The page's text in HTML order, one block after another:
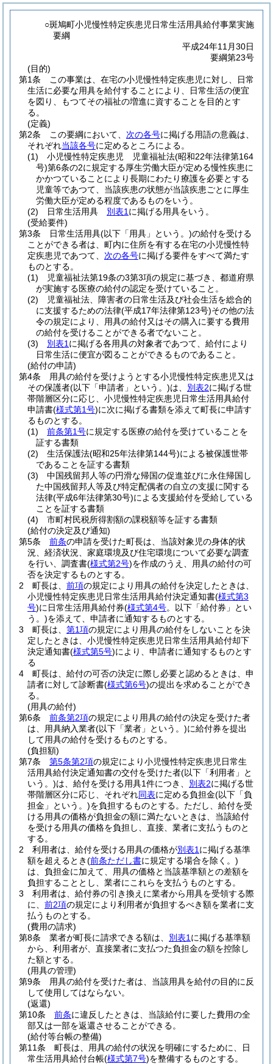
○斑鳩町小児慢性特定疾患児日常生活用具給付事業実施
要綱
平成24年11月30日
要綱第23号
(目的)
第1条
この事業は、在宅の小児慢性特定疾患児に対し、日常
生活に必要な用具を給付することにより、日常生活の便宜
を図り、もつてその福祉の増進に資することを目的とす
る。
(定義)
第2条
この要綱において、 次の各号に掲げる用語の意義は、
それぞれ当該各号に定めるところによる。
(1)
小児慢性特定疾患児 児童福祉法(昭和22年法律第164
号)第6条の2に規定する厚生労働大臣が定める慢性疾患に
かかつていることにより長期にわたり療護を必要とする
児童等であつて、当該疾患の状態が当該疾患ごとに厚生
労働大臣が定める程度であるものをいう。
(2)
日常生活用具 別表1 に掲げる用具をいう。
(受給要件)
第3条
日常生活用具(以下「用具」という。)の給付を受ける
ことができる者は、町内に住所を有する在宅の小児慢性特
定疾患児であつて、 次の各号に掲げる要件をすべて満たす
ものとする。
(1)
児童福祉法第19条の3第3項の規定に基づき、都道府県
が実施する医療の給付の認定を受けていること。
(2)
児童福祉法、障害者の日常生活及び社会生活を総合的
に支援するための法律(平成17年法律第123号)その他の法
令の規定により、用具の給付又はその購入に要する費用
の給付を受けることができる者でないこと。
(3)
別表1 に掲げる各用具の対象者であつて、給付により
日常生活に便宜が図ることができるものであること。
(給付の申請)
第4条
用具の給付を受けようとする小児慢性特定疾患児又は
その保護者(以下「申請者」という。)は、 別表2に掲げる世
帯階層区分に応じ、小児慢性特定疾患児日常生活用具給付
申請書(様式第1号)に次に掲げる書類を添えて町長に申請す
るものとする。
(1)
前条第1号に規定する医療の給付を受けていることを
証する書類
(2)
生活保護法(昭和25年法律第144号)による被保護世帯
であることを証する書類
(3)
中国残留邦人等の円滑な帰国の促進並びに永住帰国し
た中国残留邦人等及び特定配偶者の自立の支援に関する
法律(平成6年法律第30号)による支援給付を受給している
ことを証する書類
(4)
市町村民税所得割額の課税額等を証する書類
(給付の決定及び通知)
第5条
前条の申請を受けた町長は、当該対象児の身体的状
況、経済状況、家庭環境及び住宅環境について必要な調査
を行い、調査書(様式第2号)を作成のうえ、用具の給付の可
否を決定するものとする。
2
町長は、 前項の規定により用具の給付を決定したときは、
小児慢性特定疾患児日常生活用具給付決定通知書(様式第3
号)に日常生活用具給付券(様式第4号。以下「給付券」とい
う。)を添えて、申請者に通知するものとする。
3
町長は、 第1項の規定により用具の給付をしないことを決
定したときは、小児慢性特定疾患児日常生活用具給付却下
決定通知書(様式第5号)により、申請者に通知するものとす
る
4
町長は、給付の可否の決定に際し必要と認めるときは、申
請者に対して診断書(様式第6号)の提出を求めることができ
る。
(用具の給付)
第6条
前条第2項の規定により用具の給付の決定を受けた者
は、用具納入業者(以下「業者」という。)に給付券を提出
して用具の給付を受けるものとする。
(負担額)
第7条
第5条第2項の規定により小児慢性特定疾患児日常生
活用具給付決定通知書の交付を受けた者(以下「利用者」と
いう。)は、給付を受ける用具1件につき、 別表2に掲げる世
帯階層区分に応じ、それぞれ同表に定める負担金(以下「負
担金」という。)を負担するものとする。 ただし、給付を受
ける用具の価格が負担金の額に満たないときは、当該給付
を受ける用具の価格を負担し、直接、業者に支払うものと
する。
2
利用者は、給付を受ける用具の価格が別表1 に掲げる基準
額を超えるとき(前条ただし書に規定する場合を除く。)
は、負担金に加えて、用具の価格と当該基準額との差額を
負担することとし、業者にこれらを支払うものとする。
3
利用者は、給付券の引き換えに業者から用具を受領する際
に、 前2項の規定により利用者が負担するべき額を業者に支
払うものとする。
(費用の請求)
第8条
業者が町長に請求できる額は、 別表1 に掲げる基準額
から、利用者が、直接業者に支払つた負担金の額を控除し
た額とする。
(用具の管理)
第9条
用具の給付を受けた者は、当該用具を給付の目的に反
して使用してはならない。
(返還)
第10条
前条に違反したときは、当該給付に要した費用の全
部又は一部を返還させることができる。
(給付等台帳の整備)
第11条
町長は、用具の給付の状況を明確にするために、日
常生活用具給付台帳(様式第7号)を整備するものとする。